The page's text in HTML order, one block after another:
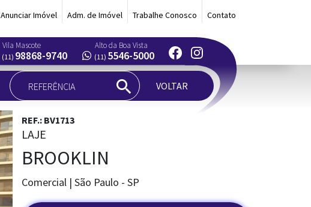
Anunciar Imóvel Adm. de Imóvel Trabalhe Conosco Contato
Vila Mascote
(11) 98868-9740
Alto da Boa Vista
(11) 5546-5000
VOLTAR
REF.: BV1713
LAJE
BROOKLIN
Comercial | São Paulo - SP